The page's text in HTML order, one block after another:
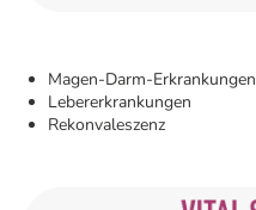
Magen-Darm-Erkrankungen
Lebererkrankungen
Rekonvaleszenz